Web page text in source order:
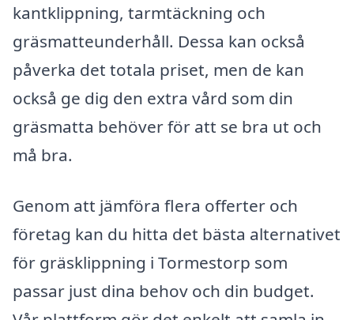
kantklippning, tarmtäckning och
gräsmatteunderhåll. Dessa kan också
påverka det totala priset, men de kan
också ge dig den extra vård som din
gräsmatta behöver för att se bra ut och
må bra.
Genom att jämföra flera offerter och
företag kan du hitta det bästa alternativet
för gräsklippning i Tormestorp som
passar just dina behov och din budget.